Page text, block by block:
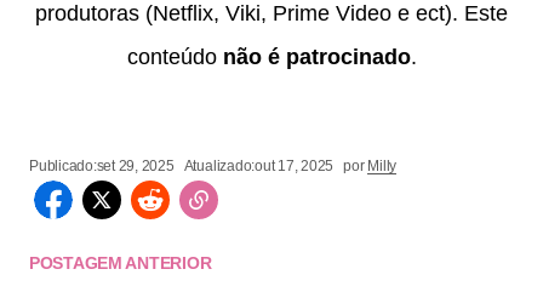
produtoras (Netflix, Viki, Prime Video e ect). Este
conteúdo não é patrocinado.
Publicado:set 29, 2025 Atualizado:out 17, 2025 por Milly
POSTAGEM ANTERIOR